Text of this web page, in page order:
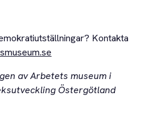
Kontakta
av Arbetets museum i
Östergötland